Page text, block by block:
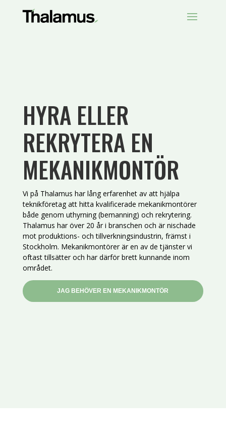
HYRA ELLER
REKRYTERA EN
MEKANIKMONTÖR
Vi på Thalamus har lång erfarenhet av att hjälpa
teknikföretag att hitta kvalificerade mekanikmontörer
både genom uthyrning (bemanning) och rekrytering.
Thalamus har över 20 år i branschen och är nischade
mot produktions- och tillverkningsindustrin, främst i
Stockholm. Mekanikmontörer är en av de tjänster vi
oftast tillsätter och har därför brett kunnande inom
området.
JAG BEHÖVER EN MEKANIKMONTÖR